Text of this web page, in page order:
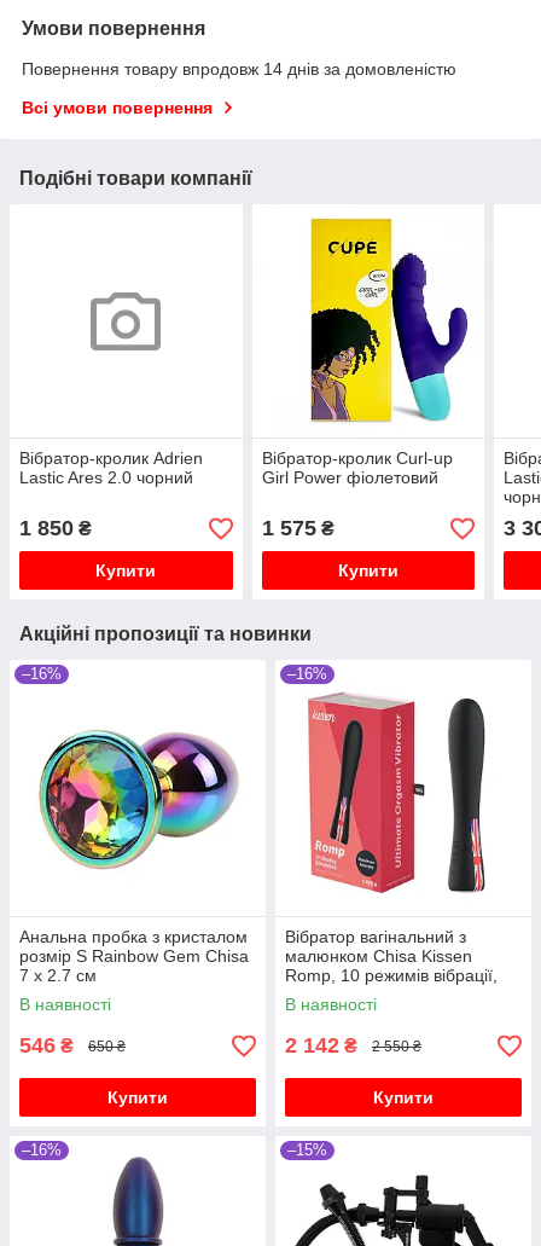
Умови повернення
Повернення товару впродовж 14 днів за домовленістю
Всі умови повернення
Подібні товари компанії
Вібратор-кролик Adrien
Lastic Ares 2.0 чорний
1 850 ₴
Купити
Вібратор-кролик Curl-up
Girl Power фіолетовий
1 575₴
Купити
3
Акційні пропозиції та новинки
–16%
Анальна пробка з кристалом
розмір S Rainbow Gem Chisa
7 х 2.7 см
В наявності
546 ₴ 650 ₴
Купити
–16%
Вібратор вагінальний з
малюнком Chisa Kissen
Romp, 10 режимів вібрації,
чорний
В наявності
2 142 ₴ 2 550 ₴
Купити
–16% –15%